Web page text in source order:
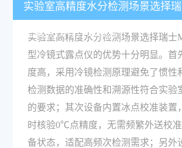
实验室高精度水分检测场景选择
型露点仪有什么优势？
实验室高精度水分检测场景选择瑞士
型冷镜式露点仪的优势十分明显。首
度高，采用冷镜检测原理避免了惯性
检测数据的准确性和溯源性符合实验
的要求；其次设备内置冰点校准装置
时核验0℃点精度，无需频繁外送校
备状态，适配高频次检测需求；另外